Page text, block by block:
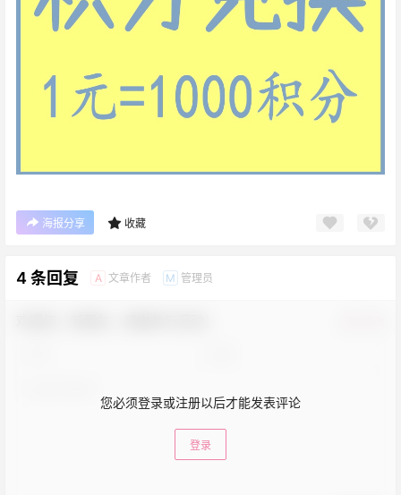
海报分享 收藏
4 条回复 A 文章作者 M 管理员
您必须登录或注册以后才能发表评论
登录